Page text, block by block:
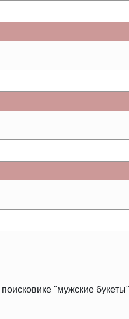
"мужские